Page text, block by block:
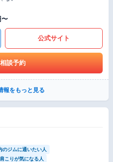
公式サイト
談予約
報をもっと見る
のジムに通いたい人
こりが気になる人